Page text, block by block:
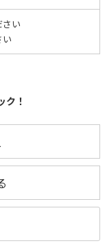
い
い
ク！